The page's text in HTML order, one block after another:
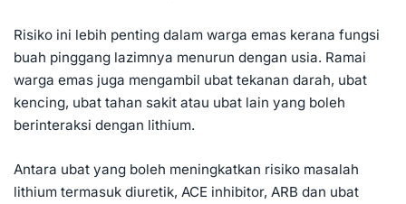
Risiko ini lebih penting dalam warga emas kerana fungsi
buah pinggang lazimnya menurun dengan usia. Ramai
warga emas juga mengambil ubat tekanan darah, ubat
kencing, ubat tahan sakit atau ubat lain yang boleh
berinteraksi dengan lithium.
Antara ubat yang boleh meningkatkan risiko masalah
lithium termasuk diuretik, ACE inhibitor, ARB dan ubat